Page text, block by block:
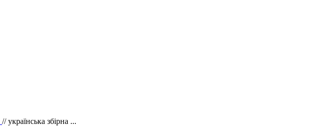
// українська збірна ...